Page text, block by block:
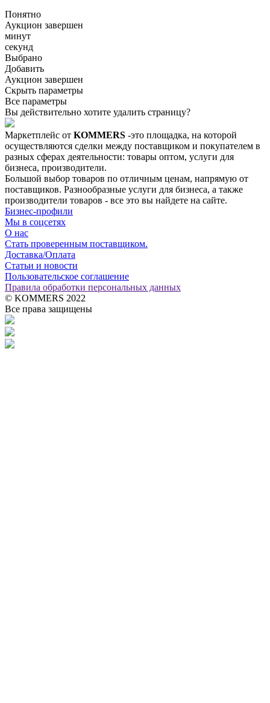
Понятно
Аукцион завершен
минут
секунд
Выбрано
Добавить
Аукцион завершен
Скрыть параметры
Все параметры
Вы действительно хотите удалить страницу?
Маркетплейс от KOMMERS -это площадка, на которой
осуществляются сделки между поставщиком и покупателем в
разных сферах деятельности: товары оптом, услуги для
бизнеса, производители.
Большой выбор товаров по отличным ценам, напрямую от
поставщиков. Разнообразные услуги для бизнеса, а также
производители товаров - все это вы найдете на сайте.
Бизнес-профили
Мы в соцсетях
О нас
Стать проверенным поставщиком.
Доставка/Оплата
Статьи и новости
Пользовательское соглашение
Правила обработки персональных данных
© KOMMERS 2022
Все права защищены